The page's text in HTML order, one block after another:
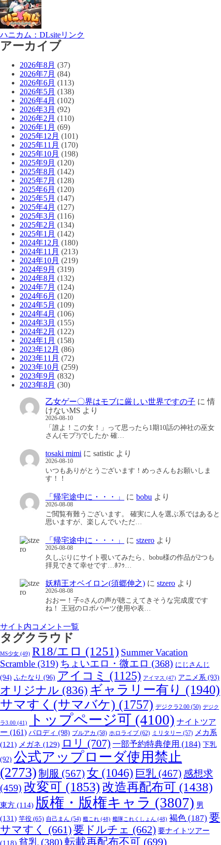
ハニカム：DLsiteリンク
アーカイブ
2026年8月 (37)
2026年7月 (84)
2026年6月 (113)
2026年5月 (138)
2026年4月 (102)
2026年3月 (92)
2026年2月 (110)
2026年1月 (69)
2025年12月 (101)
2025年11月 (170)
2025年10月 (198)
2025年9月 (120)
2025年8月 (142)
2025年7月 (128)
2025年6月 (120)
2025年5月 (147)
2025年4月 (127)
2025年3月 (116)
2025年2月 (134)
2025年1月 (142)
2024年12月 (180)
2024年11月 (213)
2024年10月 (219)
2024年9月 (319)
2024年8月 (132)
2024年7月 (124)
2024年6月 (120)
2024年5月 (109)
2024年4月 (106)
2024年3月 (155)
2024年2月 (122)
2024年1月 (158)
2023年12月 (86)
2023年11月 (72)
2023年10月 (259)
2023年9月 (832)
2023年8月 (30)
乙女ゲー〇界はモブに厳しい世界ですの子 に情
けないMS より
2026-08-10
「誰よ！この女！」って思ったら1期10話の神社の巫女
さん(モブ?)でしたか 確…
tosaki mimi に satistic より
2026-08-10
いつもありがとうございます！めっさんもお願いしま
す！！
「帰宅途中に・・・」 に bobu より
2026-08-08
ご閲覧有難うございます。 確実に人を選ぶ系ではあると
思いますが、楽しんでいただ…
「帰宅途中に・・・」 に stzero より
2026-08-08
久しぶりにサイト覗いてみたら、bobu様の作品が2つも
拝見できて幸せです…ﾎﾌｩ…
妖精王オベイロン(須郷伸之) に stzero より
2026-08-08
おおー！子○さんの声が聴こえてきそうな完成度です
ね！ 王冠のロボパーツ使用や表…
サイト内コメント一覧
タグクラウド
MS少女 (49) R18/エロ (1251) Summer Vacation
Scramble (319) ちょいエロ・微エロ (368) にじさんじ
(94) ふたなり (96) アイコミ (1125) アイマス (47) アニメ系 (93)
オリジナル (836) ギャラリー有り (1940)
サマすく(サマバケ) (1757) デジクラ2.00 (50) デジク
ラ3.00 (41) トップページ可 (4100) ナイトツア
ー (161) パロディ (98) ブルアカ (58) ホロライブ (62) ミリタリー (57) メカ系
(121) メガネ (129) ロリ (707) 一部予約特典使用 (184) 下乳
(92) 公式アップローダ使用禁止
(2773) 制服 (567) 女 (1046) 巨乳 (467) 感想求
(459) 改変可 (1853) 改造再配布可 (1438)
東方 (114) 版権・版権キャラ (3807) 男
(131) 竿役 (65) 自己まん (54) 艦これ (48) 艦隊これくしょん (48) 褐色 (187) 要
サマすく
(661)要ドルチェ (662) 要ナイトツアー
(118) 貧乳 (380) 転載再配布不可 (699)